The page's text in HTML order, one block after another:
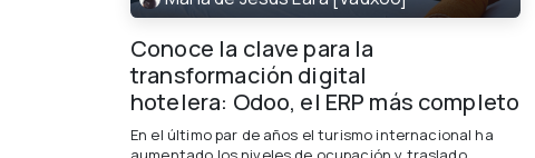
Conoce la clave para la
transformación digital
hotelera: Odoo, el ERP más completo
En el último par de años el turismo internacional ha